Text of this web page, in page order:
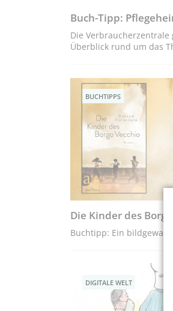
Buch-Tipp:
Die
Überblick rund um das
BUCHTIPPS
Die Kinder des
Buchtipp: Ein
DIGITALE WELT